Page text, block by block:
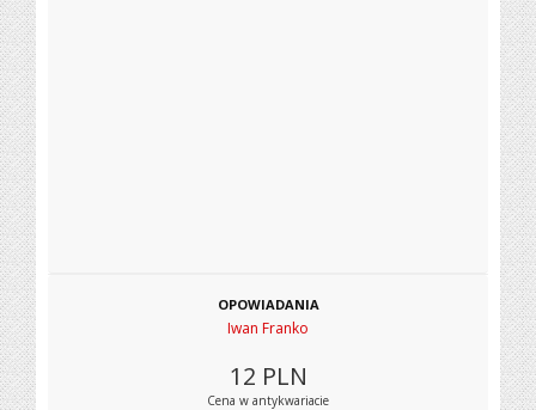
OPOWIADANIA
Iwan Franko
12 PLN
Cena w antykwariacie